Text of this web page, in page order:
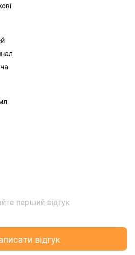
перший відгук
відгук